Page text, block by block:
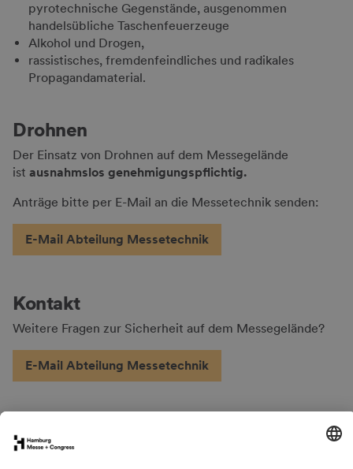
pyrotechnische Gegenstände, ausgenommen
handelsübliche Taschenfeuerzeuge
Alkohol und Drogen,
rassistisches, fremdenfeindliches und radikales
Propagandamaterial.
Drohnen
Der Einsatz von Drohnen auf dem Messegelände
ist ausnahmslos genehmigungspflichtig.
Anträge bitte per E-Mail an die Messetechnik senden:
E-Mail Abteilung Messetechnik
Kontakt
Weitere Fragen zur Sicherheit auf dem Messegelände?
E-Mail Abteilung Messetechnik
FAQs für Ausstellende